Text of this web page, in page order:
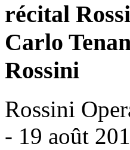
récital
Carlo
Rossini
Rossini
- 19 août